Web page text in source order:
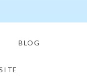
BLOG